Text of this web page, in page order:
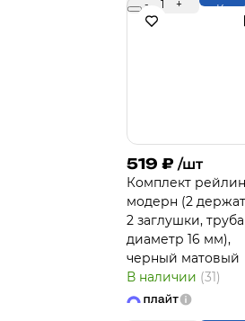
- 1 +
519 ₽ /шт
Комплект
модерн (2
2 заглушки, труба
диаметр 16 мм),
черный матовый
В наличии (31)